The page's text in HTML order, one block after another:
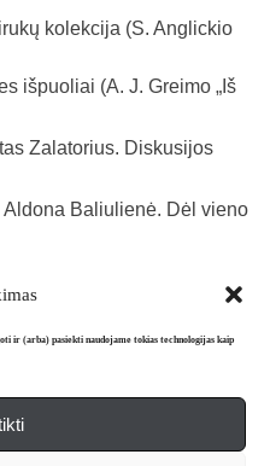
ir (arba) pasiekti naudojame tokias technologijas kaip
kolekcija (S. Anglickio
išpuoliai (A. J. Greimo „Iš
Zalatorius. Diskusijos
Aldona Baliulienė. Dėl vieno